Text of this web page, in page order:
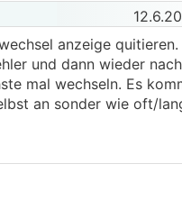
anzeige
und dann wieder
mal wechseln. Es
an sonder wie oft/